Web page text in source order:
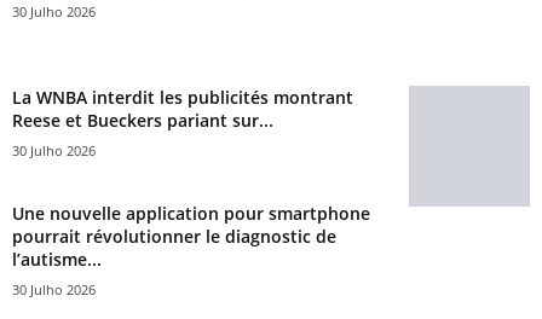
30 Julho 2026
La WNBA interdit les publicités montrant
Reese et Bueckers pariant sur...
30 Julho 2026
Une nouvelle application pour smartphone
pourrait révolutionner le diagnostic de
l’autisme...
30 Julho 2026